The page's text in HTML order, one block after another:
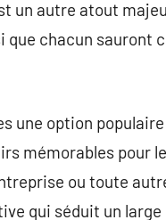
un autre atout
chacun sauront
une option
mémorables pour
ou toute
qui séduit un large